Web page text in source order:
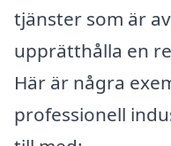
tjänster som är
upprätthålla en
Här är några
professionell